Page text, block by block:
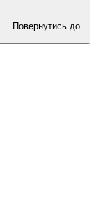
Повернутись до